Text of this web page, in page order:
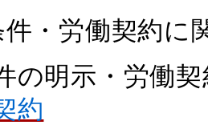
・労働契約に
の明示・労働
約